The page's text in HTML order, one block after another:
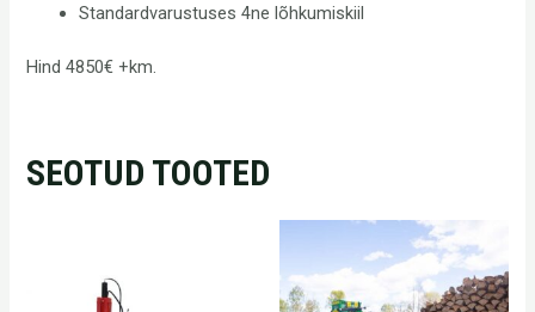
Standardvarustuses 4ne lõhkumiskiil
Hind 4850€ +km.
SEOTUD TOOTED